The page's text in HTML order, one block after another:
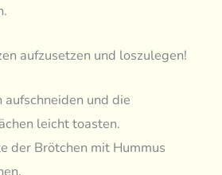
aufzusetzen und loszulegen!
aufschneiden und die
leicht toasten.
der Brötchen mit Hummus